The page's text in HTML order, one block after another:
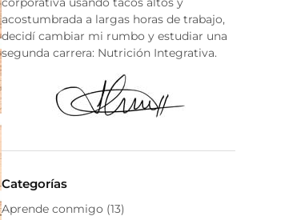
acostumbrada a largas horas de trabajo,
decidí cambiar mi rumbo y estudiar una
segunda carrera: Nutrición Integrativa.
Categorías
Aprende conmigo (13)